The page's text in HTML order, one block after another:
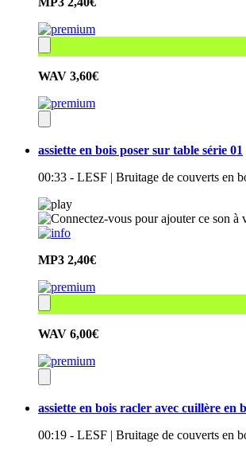
WAV 3,60€
assiette en bois poser sur table série 01
00:33 - LESF | Bruitage de couverts en
MP3 2,40€
WAV 6,00€
assiette en bois racler avec cuillère en
00:19 - LESF | Bruitage de couverts en